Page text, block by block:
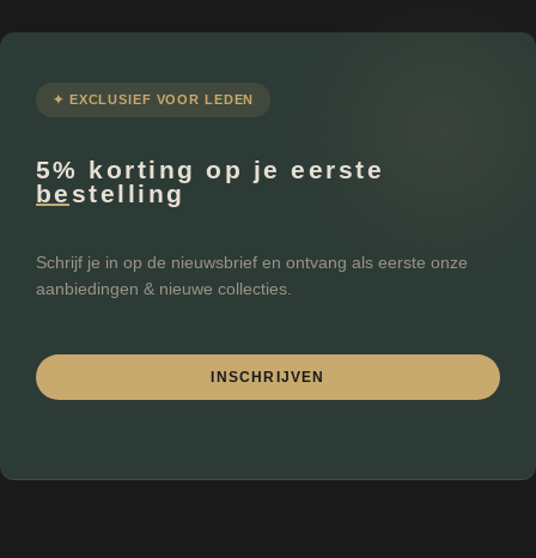
✦ EXCLUSIEF VOOR LEDEN
5% korting op je eerste
bestelling
Schrijf je in op de nieuwsbrief en ontvang als eerste onze
aanbiedingen & nieuwe collecties.
INSCHRIJVEN